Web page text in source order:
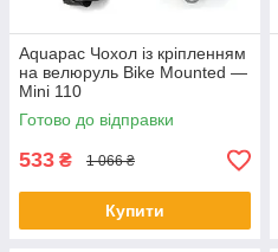
Aquapac Чохол із кріпленням
на велюруль Bike Mounted —
Mini 110
Готово до відправки
533 ₴ 1 066 ₴
Купити